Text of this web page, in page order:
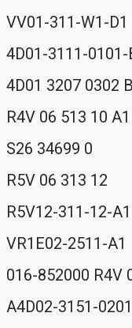
VV01-311-W1-
4D01-3111-0101-
4D01 3207 0302
R4V 06 513 10 A1
S26 34699 0
R5V 06 313 12
R5V12-311-12-
VR1E02-2511-A1
016-852000 R4V
A4D02-3151-